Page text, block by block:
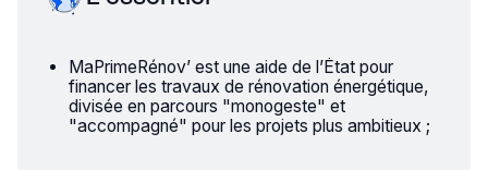
MaPrimeRénov’ est une aide de l’État pour
financer les travaux de rénovation énergétique,
divisée en parcours "monogeste" et
"accompagné" pour les projets plus ambitieux ;